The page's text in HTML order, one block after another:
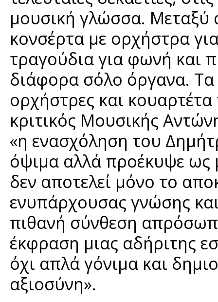
μουσική γλώσσα. Μεταξύ
κονσέρτα με ορχήστρα
τραγούδια για φωνή και
διάφορα σόλο όργανα. Τα
ορχήστρες και
κριτικός Μουσικής
«η ενασχόληση του
όψιμα αλλά προέκυψε ως
δεν αποτελεί μόνο το
ενυπάρχουσας γνώσης
πιθανή σύνθεση
έκφραση μιας αδήριτης
όχι απλά γόνιμα και
αξιοσύνη».